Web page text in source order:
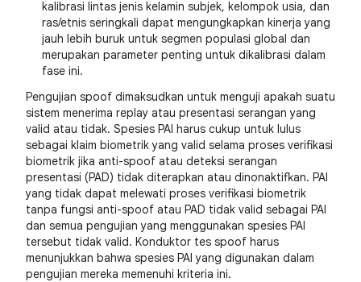
kalibrasi lintas jenis kelamin subjek, kelompok usia, dan
ras/etnis seringkali dapat mengungkapkan kinerja yang
jauh lebih buruk untuk segmen populasi global dan
merupakan parameter penting untuk dikalibrasi dalam
fase ini.
Pengujian spoof dimaksudkan untuk menguji apakah suatu
sistem menerima replay atau presentasi serangan yang
valid atau tidak. Spesies PAI harus cukup untuk lulus
sebagai klaim biometrik yang valid selama proses verifikasi
biometrik jika anti-spoof atau deteksi serangan
presentasi (PAD) tidak diterapkan atau dinonaktifkan. PAI
yang tidak dapat melewati proses verifikasi biometrik
tanpa fungsi anti-spoof atau PAD tidak valid sebagai PAI
dan semua pengujian yang menggunakan spesies PAI
tersebut tidak valid. Konduktor tes spoof harus
menunjukkan bahwa spesies PAI yang digunakan dalam
pengujian mereka memenuhi kriteria ini.